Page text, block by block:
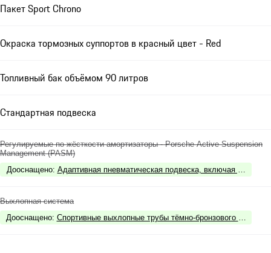
Пакет Sport Chrono
Окраска тормозных суппортов в красный цвет - Red
Топливный бак объёмом 90 литров
Стандартная подвеска
Регулируемые по жёсткости амортизаторы - Porsche Active Suspension
Management (PASM)
Дооснащено: Адаптивная пневматическая подвеска, включая
Выхлопная система
Дооснащено: Спортивные выхлопные трубы тёмно-бронзового цвета -